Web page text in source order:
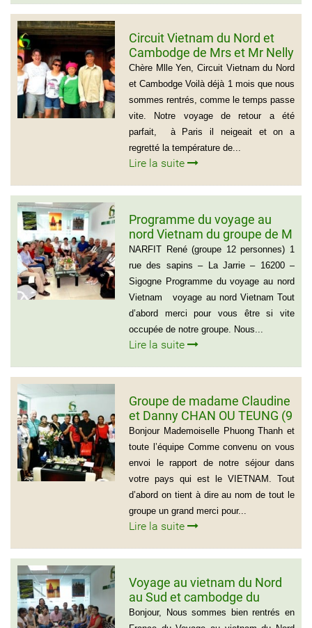
Circuit Vietnam du Nord et
Cambodge de Mrs et Mr Nelly
et Christian BROSSARD
Chère Mlle Yen, Circuit Vietnam du Nord
et Cambodge Voilà déjà 1 mois que nous
sommes rentrés, comme le temps passe
vite. Notre voyage de retour a été
parfait, à Paris il neigeait et on a
regretté la température de...
Lire la suite
Programme du voyage au
nord Vietnam du groupe de M
NARFIT RENÉ(12
PERSONNES)
NARFIT René (groupe 12 personnes) 1
rue des sapins – La Jarrie – 16200 –
Sigogne Programme du voyage au nord
Vietnam voyage au nord Vietnam Tout
d’abord merci pour vous être si vite
occupée de notre groupe. Nous...
Lire la suite
Groupe de madame Claudine
et Danny CHAN OU TEUNG (9
personnes)
Bonjour Mademoiselle Phuong Thanh et
toute l’équipe Comme convenu on vous
envoi le rapport de notre séjour dans
votre pays qui est le VIETNAM. Tout
d’abord on tient à dire au nom de tout le
groupe un grand merci pour...
Lire la suite
Voyage au vietnam du Nord
au Sud et cambodge du
groupe de Emilie CHAU – 6
Bonjour, Nous sommes bien rentrés en